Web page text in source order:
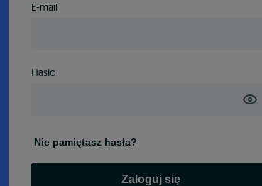
E-mail
Hasło
Nie pamiętasz hasła?
Zaloguj się